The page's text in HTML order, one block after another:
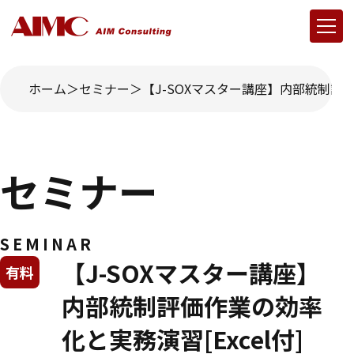
ホーム セミナー 【J-SOXマスター講座】内部統制
セミナー
SEMINAR
【J-SOXマスター講座】
内部統制評価作業の効率
化と実務演習[Excel付]
有料